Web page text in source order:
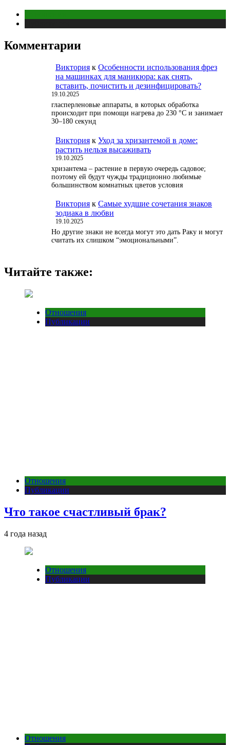
Комментарии
Виктория к Особенности использования фрез
на машинках для маникюра: как снять,
вставить, почистить и дезинфицировать?
19.10.2025
гласперленовые аппараты, в которых обработка
происходит при помощи нагрева до 230 °С и занимает
30–180 секунд
Виктория к Уход за хризантемой в доме:
растить нельзя высаживать
19.10.2025
хризантема – растение в первую очередь садовое;
поэтому ей будут чужды традиционно любимые
большинством комнатных цветов условия
Виктория к Самые худшие сочетания знаков
зодиака в любви
19.10.2025
Но другие знаки не всегда могут это дать Раку и могут
считать их слишком “эмоциональными”.
Читайте также:
Отношения
Публикации
Отношения
Публикации
Что такое счастливый брак?
4 года назад
Отношения
Публикации
Отношения